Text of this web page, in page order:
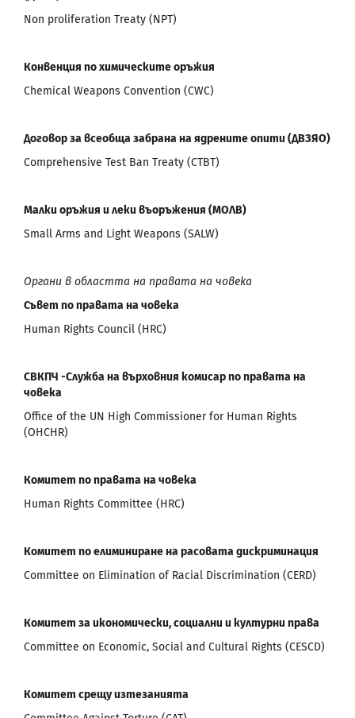
Non proliferation Treaty (NPT)
Конвенция по химическите оръжия
Chemical Weapons Convention (CWC)
Договор за всеобща забрана на ядрените опити (ДВЗЯО)
Comprehensive Test Ban Treaty (CTBT)
Малки оръжия и леки въоръжения (МОЛВ)
Small Arms and Light Weapons (SALW)
Органи в областта на правата на човека
Съвет по правата на човека
Human Rights Council (HRC)
СВКПЧ -Служба на върховния комисар по правата на
човека
Office of the UN High Commissioner for Human Rights
(OHCHR)
Комитет по правата на човека
Human Rights Committee (HRC)
Комитет по елиминиране на расовата дискриминация
Committee on Elimination of Racial Discrimination (CERD)
Комитет за икономически, социални и културни права
Committee on Economic, Social and Cultural Rights (CESCD)
Комитет срещу изтезанията